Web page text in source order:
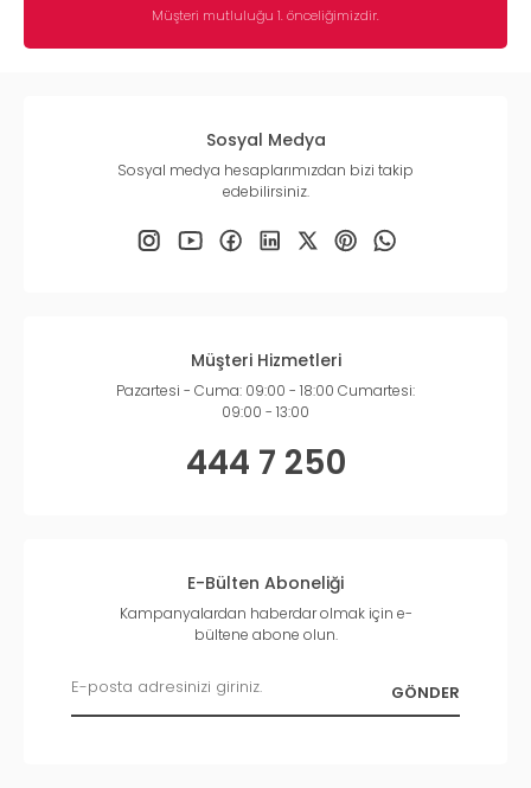
Müşteri mutluluğu 1. önceliğimizdir.
Sosyal Medya
Sosyal medya hesaplarımızdan bizi takip
edebilirsiniz.
Müşteri Hizmetleri
Pazartesi - Cuma: 09:00 - 18:00 Cumartesi:
09:00 - 13:00
444 7 250
E-Bülten Aboneliği
Kampanyalardan haberdar olmak için e-
bültene abone olun.